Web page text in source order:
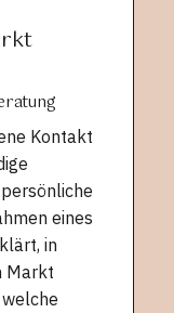
Kontakt
eines
in
Markt